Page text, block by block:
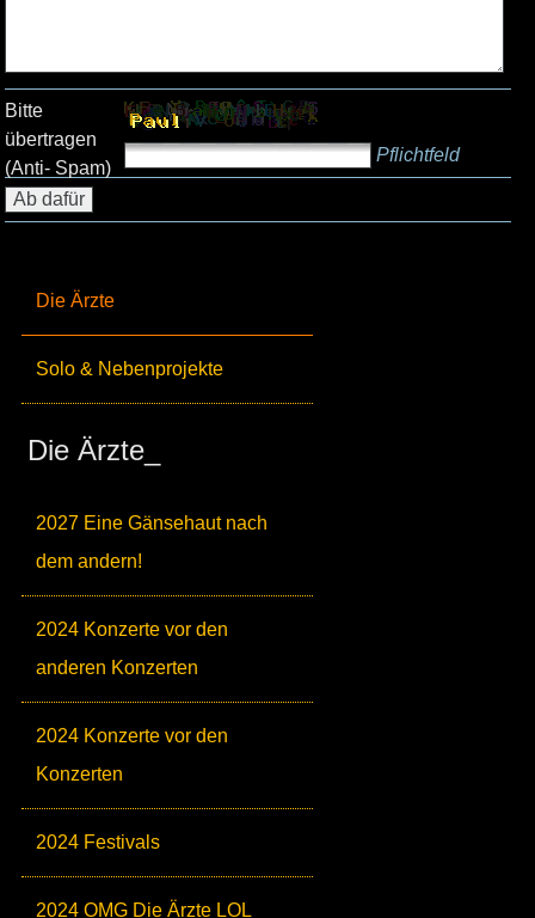
Die Ärzte
Solo & Nebenprojekte
Die Ärzte_
2027 Eine Gänsehaut nach
dem andern!
2024 Konzerte vor den
anderen Konzerten
2024 Konzerte vor den
Konzerten
2024 Festivals
2024 OMG Die Ärzte LOL
Bitte
übertragen
(Anti- Spam)
Pflichtfeld